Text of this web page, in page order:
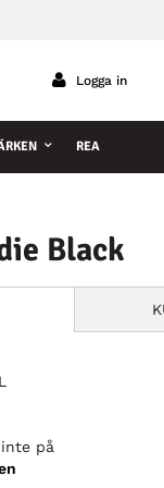
Logga in
REA
Black
på